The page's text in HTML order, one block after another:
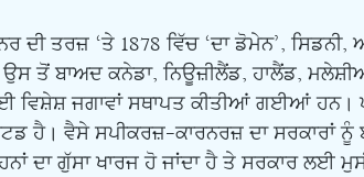
ਤੋਂ ਬਾਅਦ ਕਨੇਡਾ, ਨਿਊਜ਼ੀਲੈਂਡ, ਹਾਲੈਂਡ,
ਵਿਸ਼ੇਸ਼ ਜਗਾਵਾਂ ਸਥਾਪਤ ਕੀਤੀਆਂ ਗਈਆਂ ਹਨ।
ਹੈ। ਵੈਸੇ ਸਪੀਕਰਜ਼-ਕਾਰਨਰਜ਼ ਦਾ ਸਰਕਾਰਾਂ ਨੂੰ
ਦਾ ਗੁੱਸਾ ਖਾਰਜ ਹੋ ਜਾਂਦਾ ਹੈ ਤੇ ਸਰਕਾਰ ਲਈ